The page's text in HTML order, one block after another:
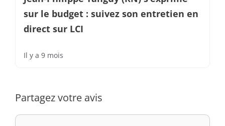
sur le budget : suivez son entretien en
direct sur LCI
Il y a 9 mois
Partagez votre avis
Commentaire